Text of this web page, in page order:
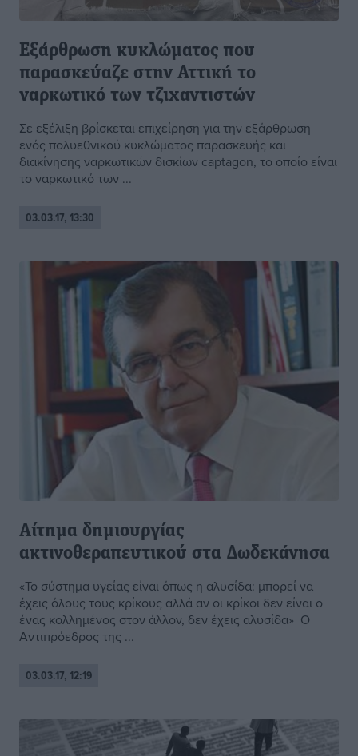
Εξάρθρωση κυκλώματος που
παρασκεύαζε στην Αττική το
ναρκωτικό των τζιχαντιστών
Σε εξέλιξη βρίσκεται επιχείρηση για την εξάρθρωση
ενός πολυεθνικού κυκλώματος παρασκευής και
διακίνησης ναρκωτικών δισκίων captagon, το οποίο είναι
το ναρκωτικό των ...
03.03.17, 13:30
Αίτημα δημιουργίας
ακτινοθεραπευτικού στα Δωδεκάνησα
«Το σύστημα υγείας είναι όπως η αλυσίδα: μπορεί να
έχεις όλους τους κρίκους αλλά αν οι κρίκοι δεν είναι ο
ένας κολλημένος στον άλλον, δεν έχεις αλυσίδα» Ο
Αντιπρόεδρος της ...
03.03.17, 12:19